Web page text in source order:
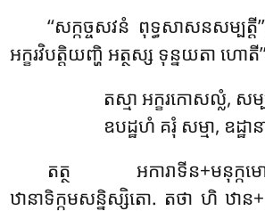
‘‘សក្កច្ចសវនំ ពុទ្ធសាសនសម្បត្
អក្ខរវិបត្តិយញ្ហិ អត្ថស្ស ទុន្នយតា ហោតី
តស្មា អក្ខរកោសល្លំ, ស
ឧបដ្ឋហំ គរុំ សម្មា, ឧដ្ឋ
តត្ថ អការាទីន+មនុ
ឋានាទិក្កមសន្និស្សិតោ. តថា ហិ ឋ